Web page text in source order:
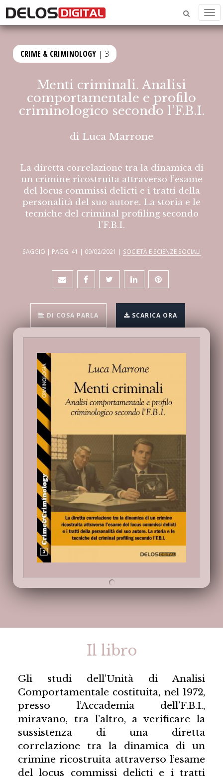
CRIME & CRIMINOLOGY | 3
Menti criminali. Analisi
comportamentale e profilo
criminologico secondo l’F.B.I.
di Luca Marrone
La diretta correlazione tra la dinamica di
un crimine ricostruita attraverso l’esame
del locus commissi delicti e i tratti della
personalità del suo autore. La storia e le
tecniche del criminal profiling secondo
l’F.B.I.
SAGGIO | PAGG. 41 | 09/02/2021 | SOCIETÀ E SCIENZE SOCIALI
DI COSA PARLA SCARICA ORA
Il libro
Gli studi dell’Unità di Analisi
Comportamentale costituita, nel 1972,
presso l’Accademia dell’F.B.I.,
miravano, tra l’altro, a verificare la
sussistenza di una diretta
correlazione tra la dinamica di un
crimine ricostruita attraverso l’esame
del locus commissi delicti e i tratti